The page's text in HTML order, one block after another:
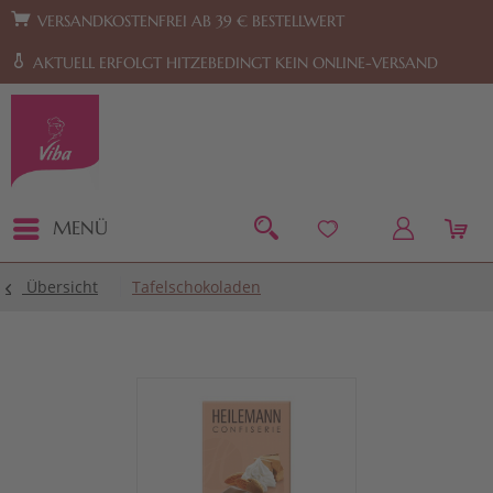
Zur Hauptnavigation springen Zum Footer springen
VERSANDKOSTENFREI AB 39 € BESTELLWERT
AKTUELL ERFOLGT HITZEBEDINGT KEIN ONLINE-VERSAND
MENÜ
Übersicht Tafelschokoladen